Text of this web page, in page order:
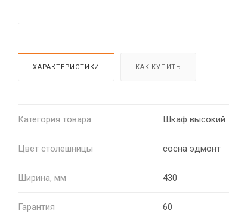
ХАРАКТЕРИСТИКИ КАК КУПИТЬ
Категория товара Шкаф высокий
Цвет столешницы сосна эдмонт
Ширина, мм 430
Гарантия 60